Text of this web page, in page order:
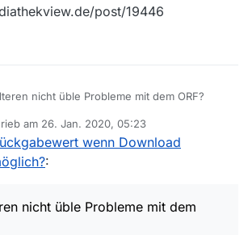
post/19446
nicht üble Probleme mit dem ORF?
wäre eine Konfigmöglichkeit: “MV nach
Downloads beenden” schon gut.
Shutdown Hook implementieren wie es
Stil wäre. Dann würde MV korrekt auf ein
runtergefahren wird.
am 26. Jan. 2020, 05:23
editiert von
wenn Download
:
nicht üble Probleme mit dem